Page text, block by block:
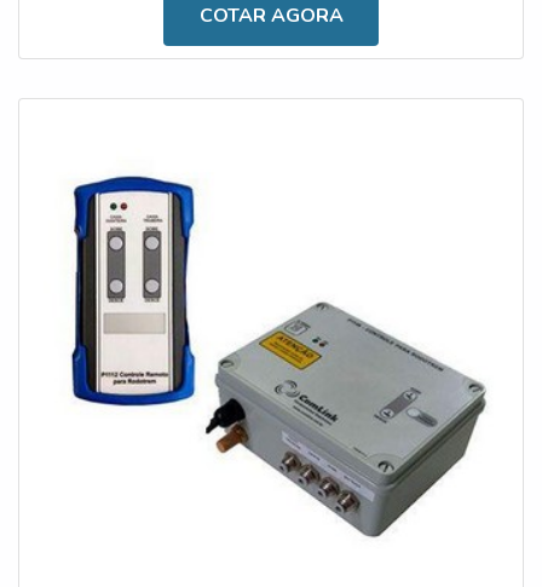
para os mais variados segmentos industriais,
especialmente para proporcionar maior segurança e
COTAR AGORA